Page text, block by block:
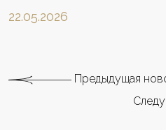
22.05.2026
Предыдущая